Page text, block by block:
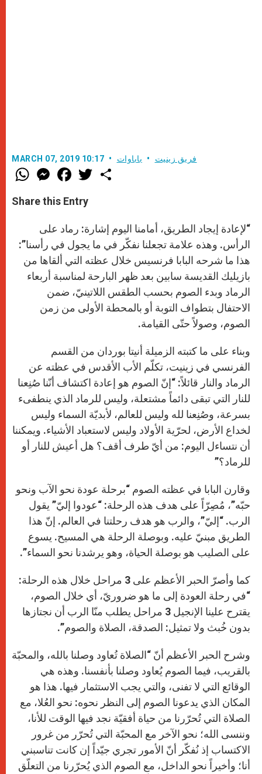
MARCH 07, 2019 10:17 فريق زينيت باباوات
W
h
t
s
M
e
s
e
g
e
r
F
a
e
b
k
w
r
Share this Entry
“لإعادة إيجاد الطريق، أمامنا اليوم إشارة: رماد على
الرأس. وهذه علامة تجعلنا نفكّر في ما يجول في رأسنا”:
هذا ما شرحه البابا فرنسيس خلال عظته التي ألقاها من
بازيليك القديسة سابين بعد ظهر البارحة لمناسبة أربعاء
الرماد وبدء الصوم بحسب الطقس اللاتينيّ، ضمن
الاحتفال بتطواف التوبة أو بالمحطة الأولى من زمن
الصوم، وصولاً حتّى القيامة.
وبناء على ما كتبته الزميلة أنيتا بوردان من القسم
الفرنسي في زينيت، تكلّم الأب الأقدس في عظته عن
الرماد والنار قائلاً: “إنّ الصوم هو إعادة اكتشاف أنّنا صُنِعنا
للنار التي تبقى دائماً مشتعلة، وليس للرماد الذي ينطفىء
بسرعة، وصُنِعنا لله وليس للعالم، لأبديّة السماء وليس
لخداع الأرض، لحرّية الأولاد وليس لاستعباد الأشياء. ويمكننا
أن نتساءل اليوم: من أيّ طرف أقف؟ هل أعيش للنار أو
للرماد؟”
وقارن البابا في عظته الصوم “برحلة عودة نحو الآب ونحو
حبّه”، مُصِرّاً على هدف هذه الرحلة: “عودوا إليّ” يقول
الرب. “إليّ”، والرب هو هدف رحلتنا في العالم. إنّ هذا
الطريق مبنيّ عليه. وبوصلة الرحلة هي المسيح. يسوع
على الصليب هو بوصلة الحياة، وهو يرشدنا نحو السماء”.
كما وأصرّ الحبر الأعظم على 3 مراحل خلال هذه الرحلة:
“في رحلة العودة إلى ما هو ضروريّ، أي خلال الصوم،
يقترح علينا الإنجيل 3 مراحل يطلب منّا الرب أن نجتازها
بدون خُبث ولا تمثيل: الصدقة، الصلاة والصوم”.
وشرح الحبر الأعظم أنّ “الصلاة تُعاود وصلنا بالله، والمحبّة
بالقريب، فيما الصوم يُعاود وصلنا بأنفسنا. وهذه هي
الوقائع التي لا تفنى، والتي يجب الاستثمار فيها. هذا هو
المكان الذي يدعونا الصوم إلى النظر نحوه: نحو العُلا، مع
الصلاة التي تُحرّرنا من حياة أفقيّة نجد فيها الوقت للأنا،
وننسى الله؛ نحو الآخر مع المحبّة التي تُحرّر من غرور
الاكتساب إذ نُفكّر أنّ الأمور تجري جيّداً إن كانت تناسبني
أنا؛ وأخيراً نحو الداخل، مع الصوم الذي يُحرّرنا من التعلّق